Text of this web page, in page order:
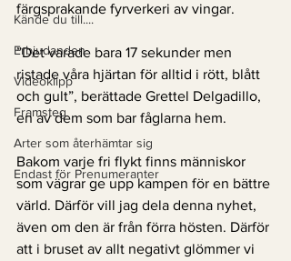
Kände du till....
Erbjudanden
Videoklipp
Framsteg
Arter som återhämtar sig
Endast för Prenumeranter
färgsprakande fyrverkeri av vingar.
”Det varade bara 17 sekunder men
ristade våra hjärtan för alltid i rött, blått
och gult”, berättade Grettel Delgadillo,
en av dem som bar fåglarna hem.
Bakom varje fri flykt finns människor
som vägrar ge upp kampen för en bättre
värld. Därför vill jag dela denna nyhet,
även om den är från förra hösten. Därför
att i bruset av allt negativt glömmer vi